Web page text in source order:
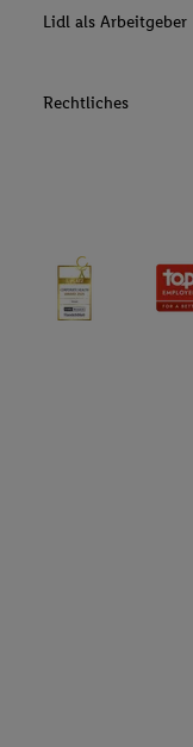
Lidl als Arbeitgeber
Rechtliches